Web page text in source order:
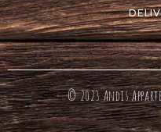
© 2023Andis